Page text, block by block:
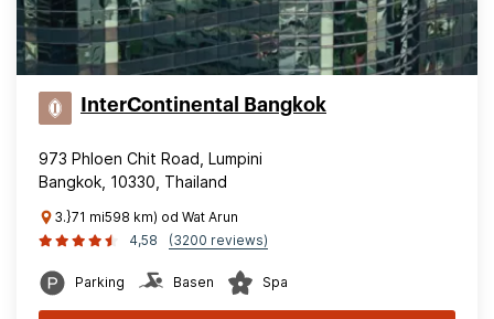
InterContinental Bangkok
973 Phloen Chit Road, Lumpini
Bangkok, 10330, Thailand
3.}71 mi598 km) od Wat Arun
4,58
(3200 reviews)
Parking Basen Spa